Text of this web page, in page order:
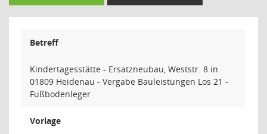
Betreff
Kindertagesstätte - Ersatzneubau, Weststr. 8 in
01809 Heidenau - Vergabe Bauleistungen Los 21 -
Fußbodenleger
Vorlage